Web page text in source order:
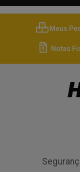
Meus
Notas